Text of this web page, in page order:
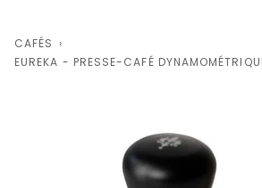
CAFÉS ›
EUREKA - PRESSE-CAFÉ